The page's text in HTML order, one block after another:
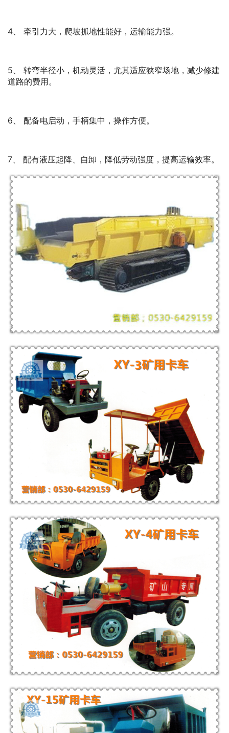
4、 牵引力大，爬坡抓地性能好，运输能力强。
5、 转弯半径小，机动灵活，尤其适应狭窄场地，减少修建
道路的费用。
6、 配备电启动，手柄集中，操作方便。
7、 配有液压起降、自卸，降低劳动强度，提高运输效率。